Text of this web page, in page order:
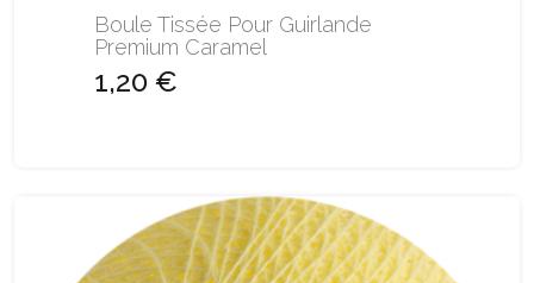
Boule Tissée Pour Guirlande
Premium Caramel
1,20 €